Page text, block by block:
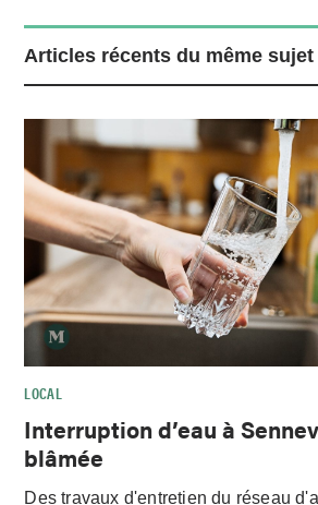
Articles récents du même sujet
LOCAL
Interruption d’eau à
blâmée
Des travaux d'entretien du réseau